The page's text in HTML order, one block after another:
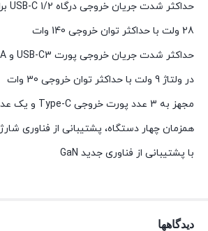
28 ولت با حداکثر توان خروجی 140 وات
در ولتاژ 9 ولت با حداکثر توان خروجی 30 وات
همزمان چهار دستگاه، پشتیبانی از فناوری شارژ PD و QC
با پشتیبانی از فناوری جدید GaN
دیدگاهها